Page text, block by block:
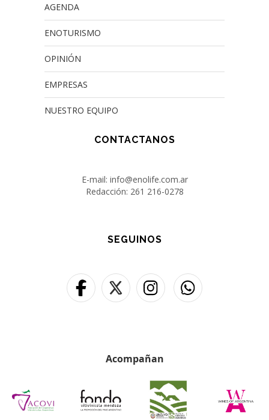
AGENDA
ENOTURISMO
OPINIÓN
EMPRESAS
NUESTRO EQUIPO
CONTACTANOS
E-mail: info@enolife.com.ar
Redacción: 261 216-0278
SEGUINOS
Acompañan